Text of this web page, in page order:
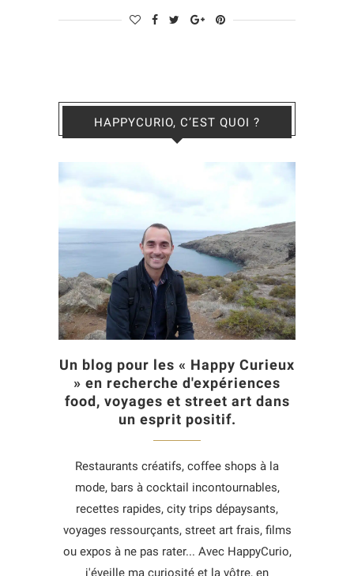
HAPPYCURIO, C’EST QUOI ?
Un blog pour les « Happy Curieux
» en recherche d'expériences
food, voyages et street art dans
un esprit positif.
Restaurants créatifs, coffee shops à la
mode, bars à cocktail incontournables,
recettes rapides, city trips dépaysants,
voyages ressourçants, street art frais, films
ou expos à ne pas rater... Avec HappyCurio,
j'éveille ma curiosité et la vôtre, en